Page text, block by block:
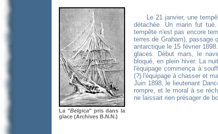
La "Belgica" pris dans la
glace (Archives B.N.N.)
Le 21 janvier, une
détachée. Un marin fut
tempête n'est pas encore
terres de Graham), passage
antarctique le 15 février
glaces. Début mars, le
bloqué, en plein hiver. La
l'équipage commença à
(?) l'équipage à chasser et
Juin 1898, le lieutenant
rompre, et le moral à se
ne laissait rien présager de